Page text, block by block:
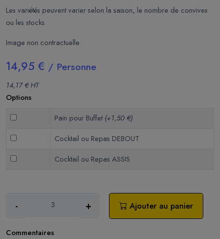
Les variétés peuvent varier selon la saison, le nombre de convives
ou les stocks.
Image non contractuelle
14,95 € / Personne
14,17 € HT
Options
Pain pour Buffet (+1,50 €)
Cocktail ou Repas DEBOUT
Cocktail ou Repas ASSIS
- + Ajouter au panier
Commentaires